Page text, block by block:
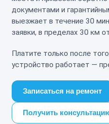
документами и
выезжает в течение 30
заявки, в пределах 30 км
Платите только после
устройство работает —
Записаться на ремонт
Получить